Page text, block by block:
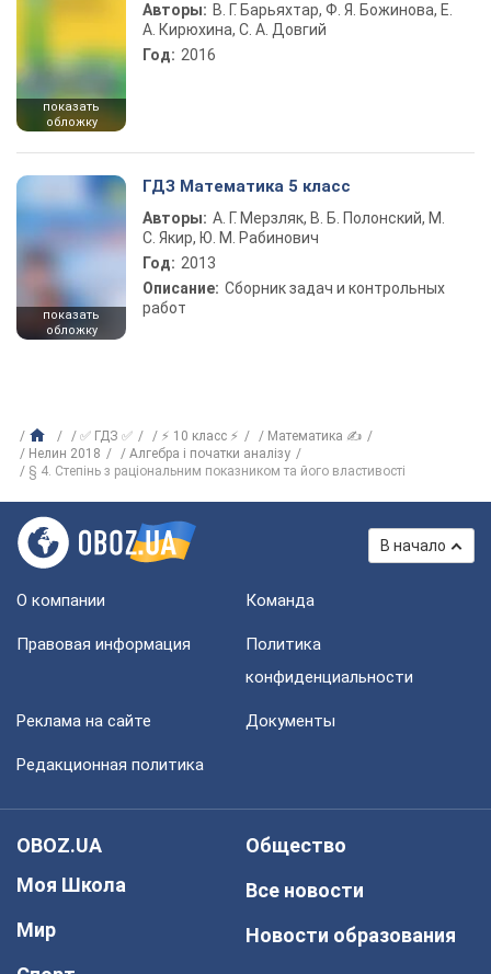
показать
обложку
Авторы: В. Г. Барьяхтар, Ф. Я. Божинова, Е.
А. Кирюхина, С. А. Довгий
Год: 2016
показать
обложку
ГДЗ Математика 5 класс
Авторы: А. Г. Мерзляк, В. Б. Полонский, М.
С. Якир, Ю. М. Рабинович
Год: 2013
Описание: Сборник задач и контрольных
работ
✅ ГДЗ ✅ ⚡ 10 класс ⚡
Математика ✍
Нелин 2018
Алгебра і початки аналізу
§ 4. Степінь з раціональним показником та його властивості
В начало
О компании Команда
Правовая информация
Политика
конфиденциальности
Реклама на сайте Документы
Редакционная политика
OBOZ.UA
Моя Школа
Мир
Общество
Все новости
Новости образования